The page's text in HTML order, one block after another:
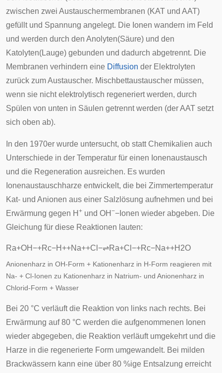
zwischen zwei Austauschermembranen (KAT und AAT)
gefüllt und Spannung angelegt. Die Ionen wandern im Feld
und werden durch den Anolyten(Säure) und den
Katolyten(Lauge) gebunden und dadurch abgetrennt. Die
Membranen verhindern eine Diffusion der Elektrolyten
zurück zum Austauscher. Mischbettaustauscher müssen,
wenn sie nicht elektrolytisch regeneriert werden, durch
Spülen von unten in Säulen getrennt werden (der AAT setzt
sich oben ab).
In den 1970er wurde untersucht, ob statt Chemikalien auch
Unterschiede in der Temperatur für einen Ionenaustausch
und die Regeneration ausreichen. Es wurden
Ionenaustauschharze entwickelt, die bei Zimmertemperatur
Kat- und Anionen aus einer Salzlösung aufnehmen und bei
Erwärmung gegen H + und OH −−Ionen wieder abgeben. Die
Gleichung für diese Reaktionen lauten:
Ra+OH−+Rc−H++Na++C −⇌Ra+C −+Rc−Na++H 2O
Anionenharz in OH-Form + Kationenharz in H-Form reagieren mit
Na- + Cl-Ionen zu Kationenharz in Natrium- und Anionenharz in
Chlorid-Form + Wasser
Bei 20 °C verläuft die Reaktion von links nach rechts. Bei
Erwärmung auf 80 °C werden die aufgenommenen Ionen
wieder abgegeben, die Reaktion verläuft umgekehrt und die
Harze in die regenerierte Form umgewandelt. Bei milden
Brackwässern kann eine über 80 %ige Entsalzung erreicht